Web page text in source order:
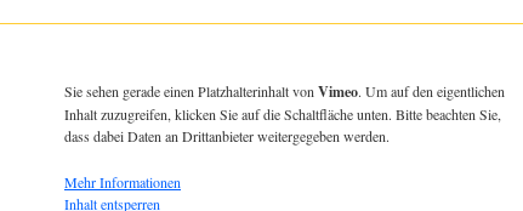
Sie sehen gerade einen Platzhalterinhalt von Vimeo. Um auf den eigentlichen
Inhalt zuzugreifen, klicken Sie auf die Schaltfläche unten. Bitte beachten Sie,
dass dabei Daten an Drittanbieter weitergegeben werden.
Mehr Informationen
Inhalt entsperren